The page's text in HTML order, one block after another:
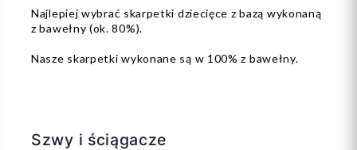
Najlepiej wybrać skarpetki dziecięce z bazą wykonaną
z bawełny (ok. 80%).
Nasze skarpetki wykonane są w 100% z bawełny.
Szwy i ściągacze